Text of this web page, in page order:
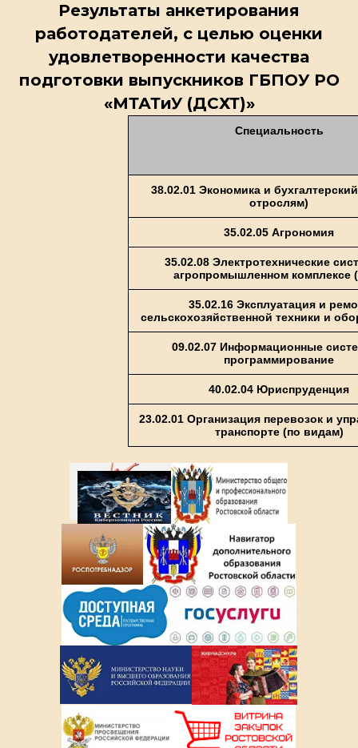
Результаты анкетирования
работодателей, с целью оценки
удовлетворенности качества
подготовки выпускников ГБПОУ РО
«МТАТиУ (ДСХТ)»
Специальность
38.02.01 Экономика и
отрослям)
35.02.05 Агрономия
35.02.08 Электротехнические
агропромышленном комплексе
35.02.16 Эксплуатация и
сельскохозяйственной техники и
09.02.07 Информационные
программирование
40.02.04 Юриспруденция
23.02.01 Организация перевозок и
транспорте (по видам)